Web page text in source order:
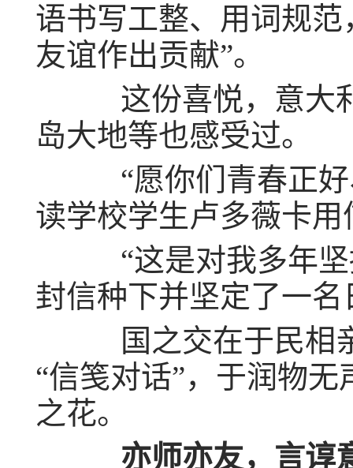
语书写工整、用词规范
友谊作出贡献”。
这份喜悦，意大利
岛大地等也感受过。
“愿你们青春正好
读学校学生卢多薇卡
“这是对我多年坚
封信种下并坚定了一
国之交在于民相亲
“信笺对话”，于润物
之花。
亦师亦友，言谆